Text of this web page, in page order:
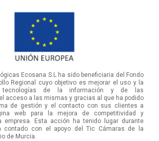
Ecosana S.L ha sido beneficiaria del Fondo
Regional cuyo objetivo es mejorar el uso y la
de la información y de las
acceso a las mismas y gracias al que ha podido
de gestión y el contacto con sus clientes a
web para la mejora de competitividad y
empresa. Esta acción ha tenido lugar durante
contado con el apoyo del Tic Cámaras de la
de Murcia.